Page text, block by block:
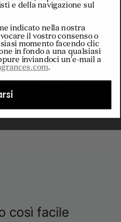
vendita
Attenzione
e della navigazione sul
indicato nella nostra
il vostro consenso o
momento facendo clic
in fondo a una qualsiasi
inviandoci un'e-mail a
.